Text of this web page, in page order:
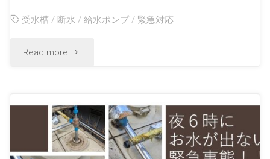
受水槽 / 断水 /給水ポンプ / 緊急対応
Read more